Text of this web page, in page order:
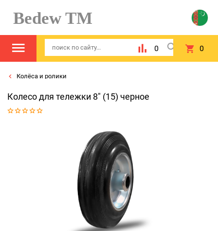
Bedew TM
0 0
Колёса и ролики
Колесо для тележки 8" (15) черное